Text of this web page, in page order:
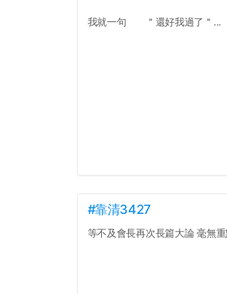
我就一句 ＂還好我過了＂...
#靠清3427
等不及會長再次長篇大論 毫無